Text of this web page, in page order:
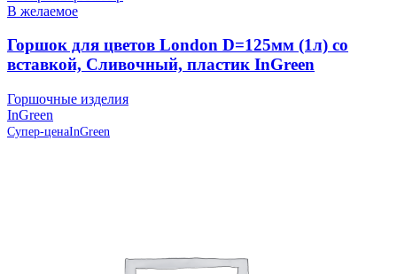
В желаемое
Горшок для цветов London D=125мм (1л) со
вставкой, Сливочный, пластик InGreen
Горшочные изделия
InGreen
Супер-ценаInGreen